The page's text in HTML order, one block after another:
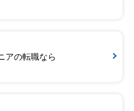
アの転職なら